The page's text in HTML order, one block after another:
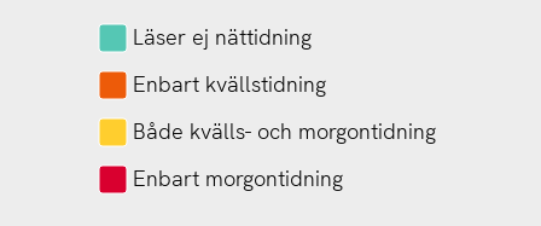
Läser ej nättidning
Enbart kvällstidning
Både kvälls- och morgontidning
Enbart morgontidning